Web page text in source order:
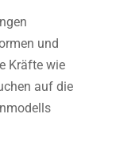
und
Kräfte wie
auf die